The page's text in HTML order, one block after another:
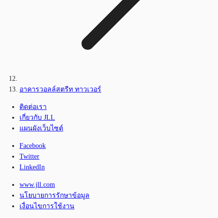
อาคารวอลล์สตรีท ทาวเวอร์
ติดต่อเรา
เกี่ยวกับ JLL
แผนผังเว็บไซต์
Facebook
Twitter
LinkedIn
www.jll.com
นโยบายการรักษาข้อมูล
เงื่อนไขการใช้งาน